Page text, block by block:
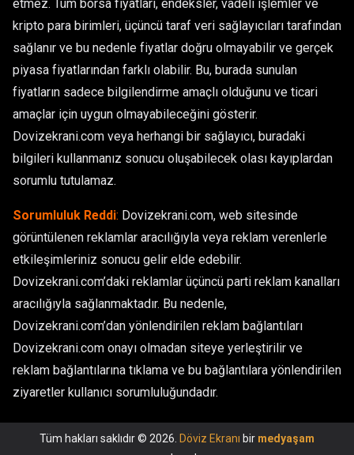
etmez. Tüm borsa fiyatları, endeksler, vadeli işlemler ve
kripto para birimleri, üçüncü taraf veri sağlayıcıları tarafından
sağlanır ve bu nedenle fiyatlar doğru olmayabilir ve gerçek
piyasa fiyatlarından farklı olabilir. Bu, burada sunulan
fiyatların sadece bilgilendirme amaçlı olduğunu ve ticari
amaçlar için uygun olmayabileceğini gösterir.
Dovizekrani.com veya herhangi bir sağlayıcı, buradaki
bilgileri kullanmanız sonucu oluşabilecek olası kayıplardan
sorumlu tutulamaz.
Sorumluluk Reddi: Dovizekrani.com, web sitesinde
görüntülenen reklamlar aracılığıyla veya reklam verenlerle
etkileşimleriniz sonucu gelir elde edebilir.
Dovizekrani.com’daki reklamlar üçüncü parti reklam kanalları
aracılığıyla sağlanmaktadır. Bu nedenle,
Dovizekrani.com’dan yönlendirilen reklam bağlantıları
Dovizekrani.com onayı olmadan siteye yerleştirilir ve
reklam bağlantılarına tıklama ve bu bağlantılara yönlendirilen
ziyaretler kullanıcı sorumluluğundadır.
Tüm hakları saklıdır © 2026. Döviz Ekranı bir medyaşam